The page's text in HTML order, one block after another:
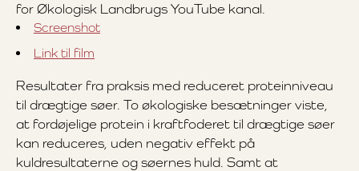
for Økologisk Landbrugs YouTube kanal.
Screenshot
Link til film
Resultater fra praksis med reduceret proteinniveau
til drægtige søer. To økologiske besætninger viste,
at fordøjelige protein i kraftfoderet til drægtige søer
kan reduceres, uden negativ effekt på
kuldresultaterne og søernes huld. Samt at